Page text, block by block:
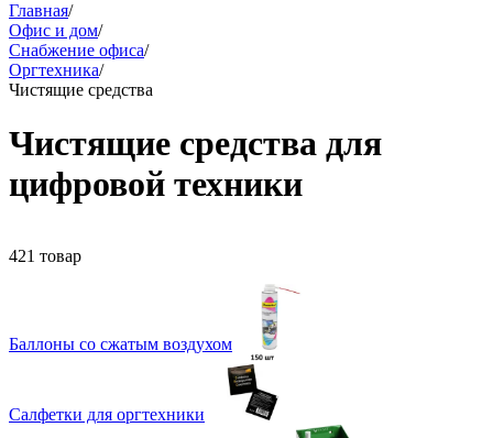
Главная/
Офис и дом/
Снабжение офиса/
Оргтехника/
Чистящие средства
Чистящие средства для
цифровой техники
421 товар
Баллоны со сжатым воздухом
Салфетки для оргтехники